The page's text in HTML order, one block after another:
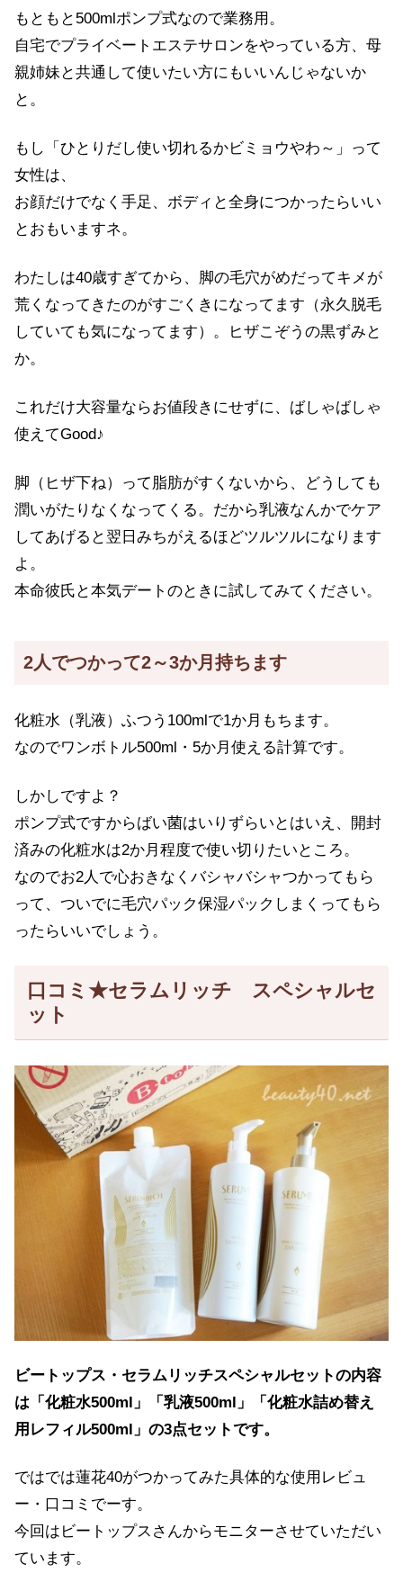
もともと500mlポンプ式なので業務用。
自宅でプライベートエステサロンをやっている方、母
親姉妹と共通して使いたい方にもいいんじゃないか
と。
もし「ひとりだし使い切れるかビミョウやわ～」って
女性は、
お顔だけでなく手足、ボディと全身につかったらいい
とおもいますネ。
わたしは40歳すぎてから、脚の毛穴がめだってキメが
荒くなってきたのがすごくきになってます（永久脱毛
していても気になってます）。ヒザこぞうの黒ずみと
か。
これだけ大容量ならお値段きにせずに、ばしゃばしゃ
使えてGood♪
脚（ヒザ下ね）って脂肪がすくないから、どうしても
潤いがたりなくなってくる。だから乳液なんかでケア
してあげると翌日みちがえるほどツルツルになります
よ。
本命彼氏と本気デートのときに試してみてください。
2人でつかって2～3か月持ちます
化粧水（乳液）ふつう100mlで1か月もちます。
なのでワンボトル500ml・5か月使える計算です。
しかしですよ？
ポンプ式ですからばい菌はいりずらいとはいえ、開封
済みの化粧水は2か月程度で使い切りたいところ。
なのでお2人で心おきなくバシャバシャつかってもら
って、ついでに毛穴パック保湿パックしまくってもら
ったらいいでしょう。
口コミ★セラムリッチ スペシャルセ
ット
ビートップス・セラムリッチスペシャルセットの内容
は「化粧水500ml」「乳液500ml」「化粧水詰め替え
用レフィル500ml」の3点セットです。
ではでは蓮花40がつかってみた具体的な使用レビュ
ー・口コミでーす。
今回はビートップスさんからモニターさせていただい
ています。